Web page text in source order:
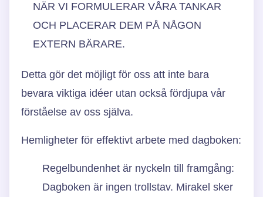
NÄR VI FORMULERAR VÅRA TANKAR
OCH PLACERAR DEM PÅ NÅGON
EXTERN BÄRARE.
Detta gör det möjligt för oss att inte bara
bevara viktiga idéer utan också fördjupa vår
förståelse av oss själva.
Hemligheter för effektivt arbete med dagboken:
Regelbundenhet är nyckeln till framgång:
Dagboken är ingen trollstav. Mirakel sker